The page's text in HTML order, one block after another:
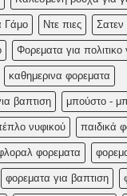
Γάμο Ντε πιες Σατεν
Φορεματα για πολιτικο
καθημερινα φορεματα
βαπτιση μπούστο -
νυφικού παιδικά
φορεματα
φορεματα για βαπτιση